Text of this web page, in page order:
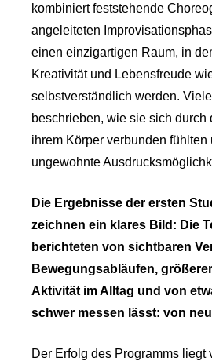
kombiniert feststehende
angeleiteten
einen einzigartigen Raum, in
Kreativität und Lebensfreude
selbstverständlich werden.
beschrieben, wie sie sich durch
ihrem Körper verbunden fühlten
ungewohnte
Die Ergebnisse der ersten
zeichnen ein klares Bild: Die
berichteten von sichtbaren
Bewegungsabläufen,
Aktivität im Alltag und von
schwer messen lässt: von
Der Erfolg des Programms liegt